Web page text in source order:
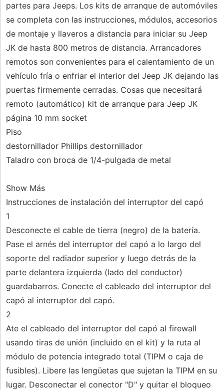
partes para Jeeps. Los kits de arranque de automóviles
se completa con las instrucciones, módulos, accesorios
de montaje y llaveros a distancia para iniciar su Jeep
JK de hasta 800 metros de distancia. Arrancadores
remotos son convenientes para el calentamiento de un
vehículo fría o enfriar el interior del Jeep JK dejando las
puertas firmemente cerradas. Cosas que necesitará
remoto (automático) kit de arranque para Jeep JK
página 10 mm socket
Piso
destornillador Phillips destornillador
Taladro con broca de 1/4-pulgada de metal
Show Más
Instrucciones de instalación del interruptor del capó
1
Desconecte el cable de tierra (negro) de la batería.
Pase el arnés del interruptor del capó a lo largo del
soporte del radiador superior y luego detrás de la
parte delantera izquierda (lado del conductor)
guardabarros. Conecte el cableado del interruptor del
capó al interruptor del capó.
2
Ate el cableado del interruptor del capó al firewall
usando tiras de unión (incluido en el kit) y la ruta al
módulo de potencia integrado total (TIPM o caja de
fusibles). Libere las lengüetas que sujetan la TIPM en su
lugar. Desconectar el conector "D" y quitar el bloqueo